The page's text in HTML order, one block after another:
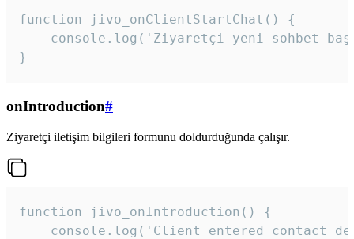
function jivo_onClientStartChat() {
console.log('Ziyaretçi yeni sohbet
}
onIntroduction#
Ziyaretçi iletişim bilgileri formunu doldurduğunda çalışır.
function jivo_onIntroduction() {
console.log('Client entered contact